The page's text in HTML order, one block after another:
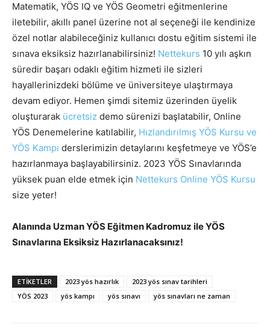
Matematik, YÖS IQ ve YÖS Geometri eğitmenlerine
iletebilir, akıllı panel üzerine not al seçeneği ile kendinize
özel notlar alabileceğiniz kullanıcı dostu eğitim sistemi ile
sınava eksiksiz hazırlanabilirsiniz! Nettekurs 10 yılı aşkın
süredir başarı odaklı eğitim hizmeti ile sizleri
hayallerinizdeki bölüme ve üniversiteye ulaştırmaya
devam ediyor. Hemen şimdi sitemiz üzerinden üyelik
oluşturarak ücretsiz demo sürenizi başlatabilir, Online
YÖS Denemelerine katılabilir, Hızlandırılmış YÖS Kursu ve
YÖS Kampı derslerimizin detaylarını keşfetmeye ve YÖS’e
hazırlanmaya başlayabilirsiniz. 2023 YÖS Sınavlarında
yüksek puan elde etmek için Nettekurs Online YÖS Kursu
size yeter!
Alanında Uzman YÖS Eğitmen Kadromuz ile YÖS
Sınavlarına Eksiksiz Hazırlanacaksınız!
ETIKETLER 2023 yös hazırlık
2023 yös sınav tarihleri
YÖS 2023
yös kampı yös sınavı yös sınavları ne zaman